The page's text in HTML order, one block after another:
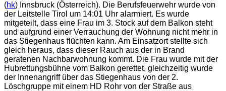
(hk) Innsbruck (Österreich). Die Berufsfeuerwehr wurde von
der Leitstelle Tirol um 14:01 Uhr alarmiert. Es wurde
mitgeteilt, dass eine Frau im 3. Stock auf dem Balkon steht
und aufgrund einer Verrauchung der Wohnung nicht mehr in
das Stiegenhaus flüchten kann. Am Einsatzort stellte sich
gleich heraus, dass dieser Rauch aus der in Brand
geratenen Nachbarwohnung kommt. Die Frau wurde mit der
Hubrettungsbühne vom Balkon gerettet, gleichzeitig wurde
der Innenangriff über das Stiegenhaus von der 2.
Löschgruppe mit einem HD Rohr von der Straße aus